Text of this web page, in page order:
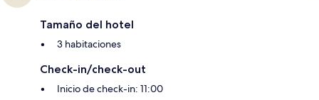
Tamaño del hotel
3 habitaciones
Check-in/check-out
Inicio de check-in: 11:00